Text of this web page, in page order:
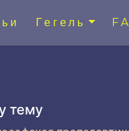
Гегель
тему